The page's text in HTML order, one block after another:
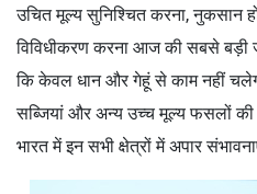
उचित मूल्य सुनिश्चित करना, नुकसान
विविधीकरण करना आज की सबसे
कि केवल धान और गेहूं से काम नहीं
सब्जियां और अन्य उच्च मूल्य फसलों की
भारत में इन सभी क्षेत्रों में अपार